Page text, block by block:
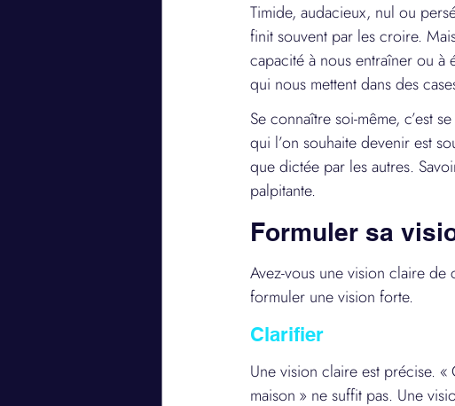
Timide, audacieux, nul ou
finit souvent par les croire.
capacité à nous entraîner ou à
qui nous mettent dans des
Se connaître soi-même, c’est
qui l’on souhaite devenir est
que dictée par les autres.
palpitante.
Formuler sa
Avez-vous une vision claire
formuler une vision forte.
Clarifier
Une vision claire est précise. «
maison » ne suffit pas. Une